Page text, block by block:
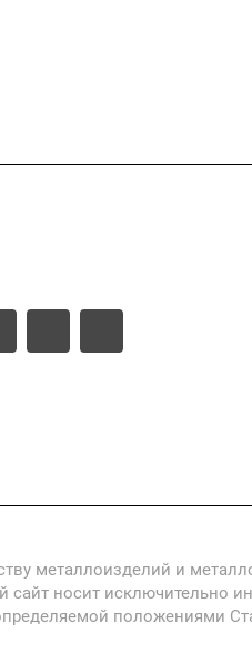
металлоизделий и
носит исключительно
положениями